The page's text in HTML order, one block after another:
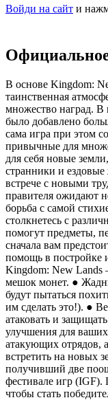
Войди на сайт и
В основе Kingdom:
таинственная
множество наград.
было добавлено
сама игра при этом
привычные для
для себя новые
странники и
встрече с новыми
правителя ожидают
борьба с самой
столкнетесь с
помогут предметы,
сначала вам
помощь в постройке
Kingdom: New Lands
мешок монет. ●
будут пытаться
им сделать это!). ●
атаковать и
улучшения для
атакующих отрядов,
встретить на новых
получивший две
фестивале игр (IGF).
чтобы стать